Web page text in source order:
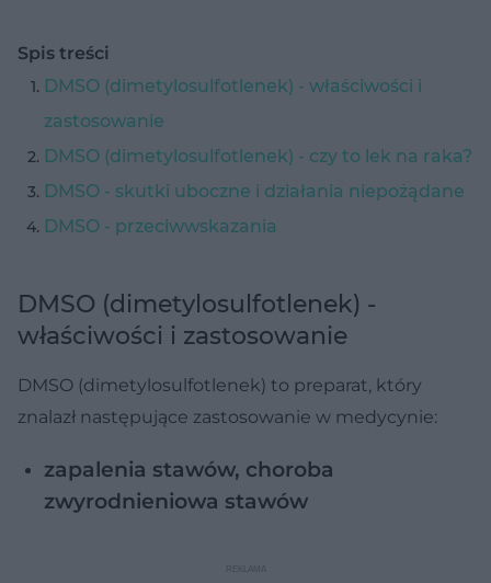
Spis treści
DMSO (dimetylosulfotlenek) - właściwości i
zastosowanie
DMSO (dimetylosulfotlenek) - czy to lek na raka?
DMSO - skutki uboczne i działania niepożądane
DMSO - przeciwwskazania
DMSO (dimetylosulfotlenek) -
właściwości i zastosowanie
DMSO (dimetylosulfotlenek) to preparat, który
znalazł następujące zastosowanie w medycynie:
zapalenia stawów, choroba
zwyrodnieniowa stawów